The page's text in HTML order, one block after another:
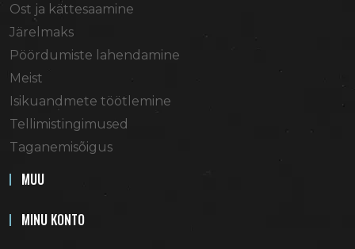
Ost ja kättesaamine
Järelmaks
Pöördumiste lahendamine
Meist
Isikuandmete töötlemine
Tellimistingimused
Taganemisõigus
MUU
MINU KONTO